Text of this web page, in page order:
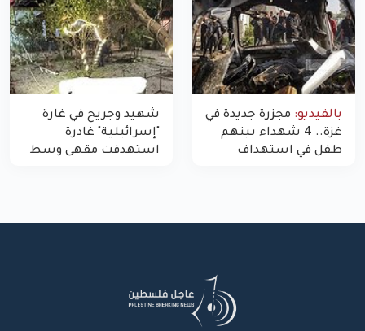
بالفيديو: مجزرة جديدة في
غزة.. 4 شهداء بينهم
طفل في استهداف
شهيد وجريح في غارة
"إسرائيلية" غادرة
استهدفت مقهى وسط